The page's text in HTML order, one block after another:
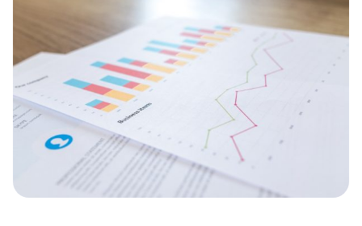
Bayar luar negeri pakai kartu kredit
Kartu Kredit Bisnis
Paper Card
Satu kartu untuk bisnis & personal
Paper Horizon
Kartu korporat expense terlengkap
Solusi Industri